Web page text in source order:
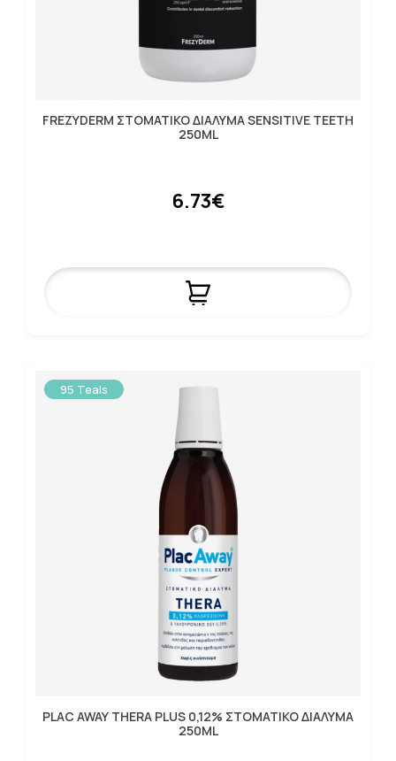
FREZYDERM ΣΤΟΜΑΤΙΚΟ ΔΙΑΛΥΜΑ SENSITIVE TEETH
250ML
6.73€
95 Teals
PLAC AWAY THERA PLUS 0,12% ΣΤΟΜΑΤΙΚΟ ΔΙΑΛΥΜΑ
250ML